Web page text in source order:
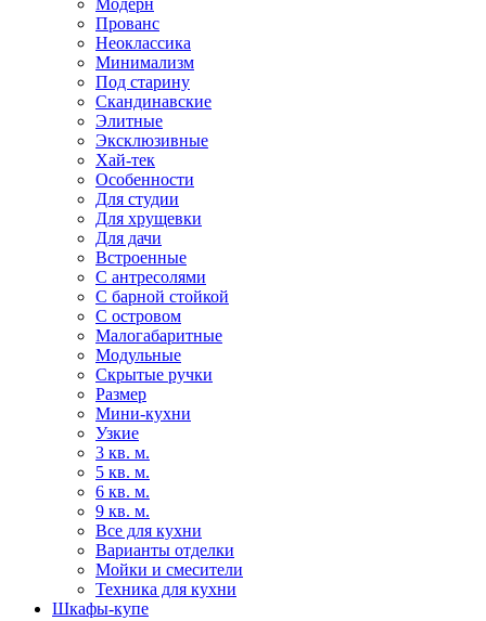
Модерн
Прованс
Неоклассика
Минимализм
Под старину
Скандинавские
Элитные
Эксклюзивные
Хай-тек
Особенности
Для студии
Для хрущевки
Для дачи
Встроенные
С антресолями
С барной стойкой
С островом
Малогабаритные
Модульные
Скрытые ручки
Размер
Мини-кухни
Узкие
3 кв. м.
5 кв. м.
6 кв. м.
9 кв. м.
Все для кухни
Варианты отделки
Мойки и смесители
Техника для кухни
Шкафы-купе